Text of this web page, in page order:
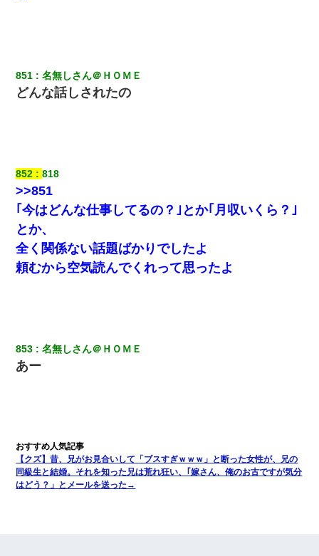
851 名無しさん＠ＨＯＭＥ
どんな話しされたの
852 818
>>851
｢今はどんな仕事してるの？｣とか｢月収いくら？｣
とか、
全く関係ない話題ばかりでしたよ
頼むから空気読んでくれって思ったよ
853 名無しさん＠ＨＯＭＥ
あー
【クズ】昔、兄がお見合いして「ブスすぎｗｗｗ」と断った女性が、兄の
同級生と結婚。それを知った兄は荒れ狂い、｢嫁さん、俺のお古ですが気分
はどう？」とメールを送った→